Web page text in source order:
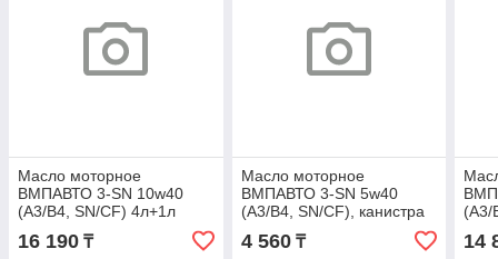
Масло моторное
ВМПАВТО 3-SN 10w40
(A3/B4, SN/CF) 4л+1л
16 190 ₸
Масло моторное
ВМПАВТО 3-SN 5w40
(A3/B4, SN/CF), канистра
4 560₸
(A3/
14